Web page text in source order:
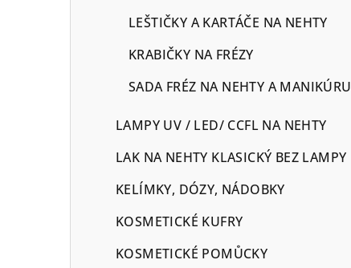
LEŠTIČKY A KARTÁČE NA NEHTY
KRABIČKY NA FRÉZY
SADA FRÉZ NA NEHTY A MANIKÚRU
LAMPY UV / LED/ CCFL NA NEHTY
LAK NA NEHTY KLASICKÝ BEZ LAMPY
KELÍMKY, DÓZY, NÁDOBKY
KOSMETICKÉ KUFRY
KOSMETICKÉ POMŮCKY